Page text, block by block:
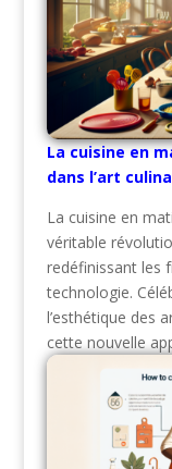
La cuisine en
dans l’art
La cuisine en
véritable
redéfinissant les
technologie.
l’esthétique des
cette nouvelle